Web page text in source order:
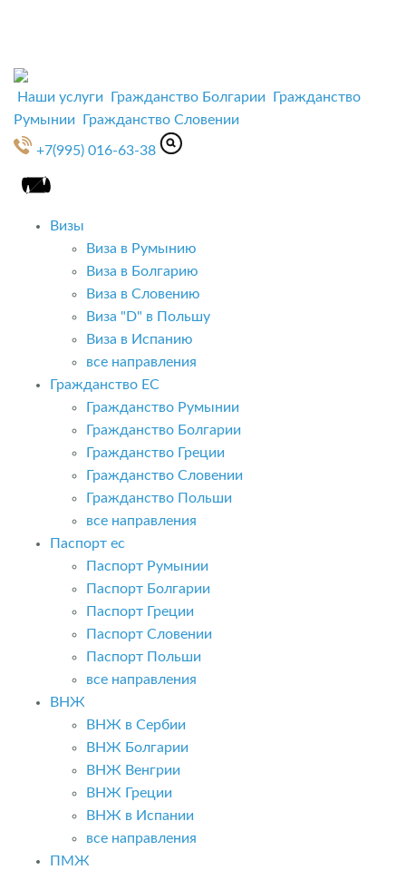
Наши услуги Гражданство Болгарии
Гражданство
Румынии
Гражданство Словении
+7(995) 016-63-38
Визы
Виза в Румынию
Виза в Болгарию
Виза в Словению
Виза "D" в Польшу
Виза в Испанию
все направления
Гражданство ЕС
Гражданство Румынии
Гражданство Болгарии
Гражданство Греции
Гражданство Словении
Гражданство Польши
все направления
Паспорт ес
Паспорт Румынии
Паспорт Болгарии
Паспорт Греции
Паспорт Словении
Паспорт Польши
все направления
ВНЖ
ВНЖ в Сербии
ВНЖ Болгарии
ВНЖ Венгрии
ВНЖ Греции
ВНЖ в Испании
все направления
ПМЖ